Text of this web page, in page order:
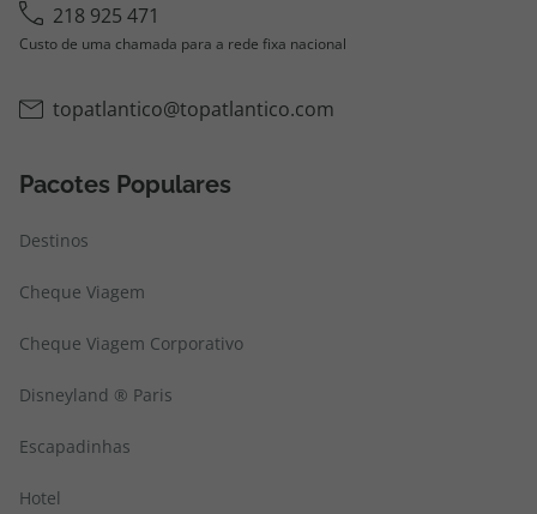
218 925 471
Custo de uma chamada para a rede fixa nacional
topatlantico@topatlantico.com
Pacotes Populares
Destinos
Cheque Viagem
Cheque Viagem Corporativo
Disneyland ® Paris
Escapadinhas
Hotel